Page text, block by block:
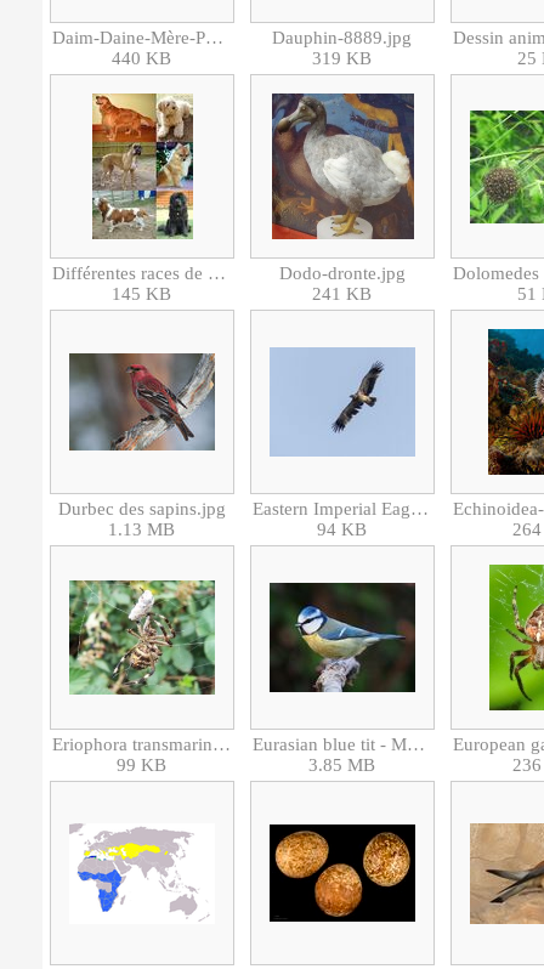
Daim-Daine-Mère-Petit-Instinct maternel-357.jpg
440 KB
Dauphin-8889.jpg
319 KB
25
Différentes races de chiens - Various dog breeds.jpg
145 KB
Dodo-dronte.jpg
241 KB
51
Durbec des sapins.jpg
1.13 MB
Eastern Imperial Eagle (29573054687).jpg
94 KB
Eriophora transmarina-Araignée.jpg
99 KB
Eurasian blue tit - Mésange bleue (Cyanistes caeruleus).jpg
3.85 MB